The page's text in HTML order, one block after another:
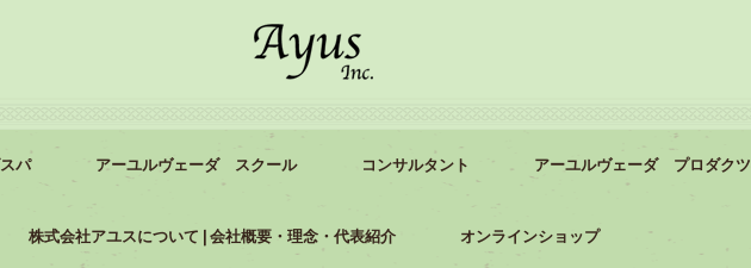
パ アーユルヴェーダ スクール コンサルタント アーユルヴェーダ プロダクツ
株式会社アユスについて | 会社概要・理念・代表紹介 オンラインショップ